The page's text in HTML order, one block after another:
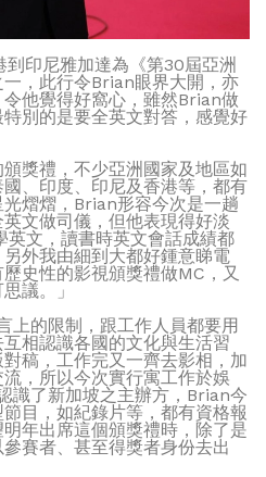
印尼雅加達為《第30屆亞洲
，此行令Brian眼界大開，亦
他覺得好窩心，雖然Brian做
別的是要全英文對答，感覺好
獎禮，不少亞洲國家及地區如
、印度、印尼及香港等，都有
熠熠，Brian形容今次是一趟
文做司儀，但他表現得好淡
英文，讀書時英文會話成績都
外我由細到大都好鍾意睇電
史性的影視頒獎禮做MC，又
議。」
上的限制，跟工作人員都要用
相認識各國的文化與生活習
稿，工作完又一齊去影相，加
，所以今次實行寓工作於娛
識了新加坡之主辦方，Brian今
目，如紀錄片等，都有資格報
年出席這個頒獎禮時，除了是
賽者、甚至得獎者身份去出